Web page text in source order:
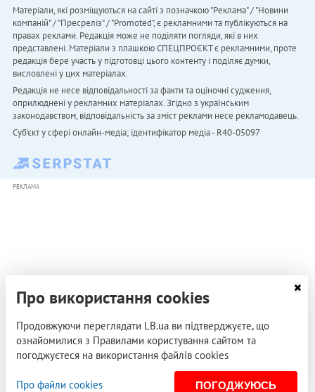
Матеріали, які розміщуються на сайті з позначкою "Реклама" / "Новини
компаній" / "Пресреліз" / "Promoted", є рекламними та публікуються на
правах реклами. Редакція може не поділяти погляди, які в них
представлені. Матеріали з плашкою СПЕЦПРОЄКТ є рекламними, проте
редакція бере участь у підготовці цього контенту і поділяє думки,
висловлені у цих матеріалах.
Редакція не несе відповідальності за факти та оціночні судження,
оприлюднені у рекламних матеріалах. Згідно з українським
законодавством, відповідальність за зміст реклами несе рекламодавець.
Cуб'єкт у сфері онлайн-медіа; ідентифікатор медіа - R40-05097
РЕКЛАМА
Про використання cookies
Продовжуючи переглядати LB.ua ви підтверджуєте, що
ознайомилися з Правилами користування сайтом та
погоджуєтеся на використання файлів cookies
Про файли cookies ПОГОДЖУЮСЬ